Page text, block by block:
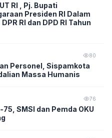
RI , Pj. Bupati
Presiden RI Dalam
RI dan DPD RI Tahun
80
Personel, Sispamkota
Massa Humanis
76
SMSI dan Pemda OKU